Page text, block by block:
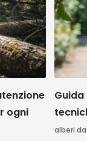
ogni
alberi